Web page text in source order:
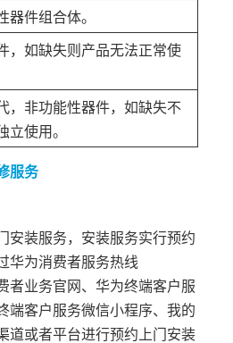
器件组合体。
，如缺失则产品无法正常使
，非功能性器件，如缺失不
立使用。
服务
安装服务，安装服务实行预约
华为消费者服务热线
者业务官网、华为终端客户服
端客户服务微信小程序、我的
道或者平台进行预约上门安装